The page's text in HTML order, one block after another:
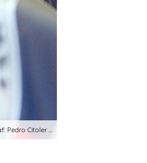
Pedro Citoler …